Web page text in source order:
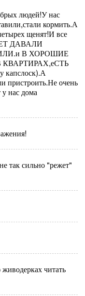
людей!У нас
кормить.А
щенят!И все
ДАВАЛИ
В ХОРОШИЕ
пристроить.Не очень
нас дома
так сильно "режет"
читать